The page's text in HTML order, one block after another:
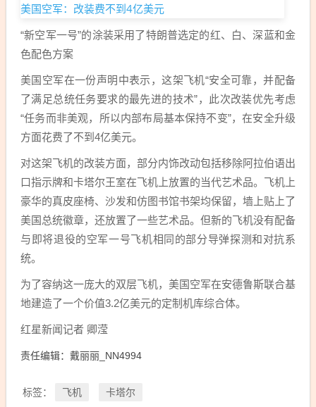
“新空军一号”的涂装采用了特朗普选定的红、白、深蓝和金
色配色方案
美国空军在一份声明中表示，这架飞机“安全可靠，并配备
了满足总统任务要求的最先进的技术”，此次改装优先考虑
“任务而非美观，所以内部布局基本保持不变”，在安全升级
方面花费了不到4亿美元。
对这架飞机的改装方面，部分内饰改动包括移除阿拉伯语出
口指示牌和卡塔尔王室在飞机上放置的当代艺术品。飞机上
豪华的真皮座椅、沙发和仿图书馆书架均保留，墙上贴上了
美国总统徽章，还放置了一些艺术品。但新的飞机没有配备
与即将退役的空军一号飞机相同的部分导弹探测和对抗系
统。
为了容纳这一庞大的双层飞机，美国空军在安德鲁斯联合基
地建造了一个价值3.2亿美元的定制机库综合体。
红星新闻记者 卿滢
责任编辑：戴丽丽_NN4994
标签： 飞机 卡塔尔